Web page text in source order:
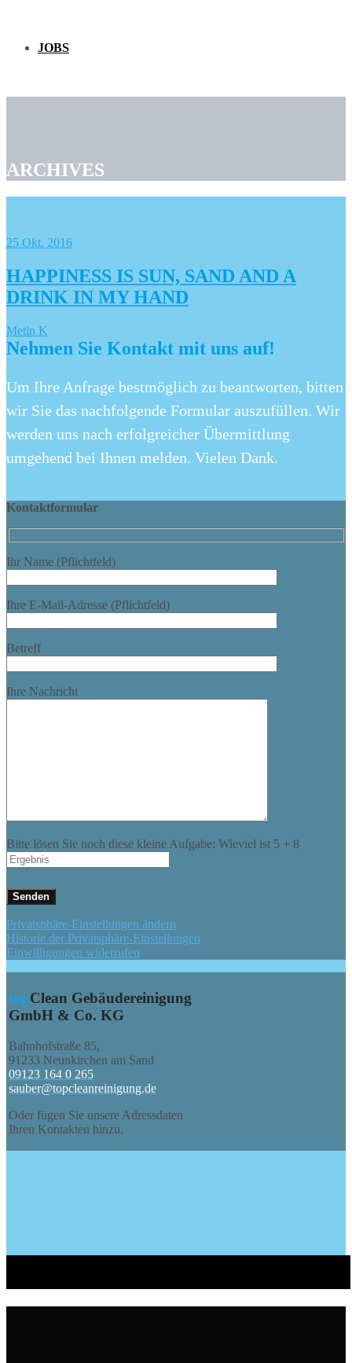
JOBS
ARCHIVES
25 Okt. 2016
HAPPINESS IS SUN, SAND AND A
DRINK IN MY HAND
Metin K
Nehmen Sie Kontakt mit uns auf!
Um Ihre Anfrage bestmöglich zu beantworten, bitten
wir Sie das nachfolgende Formular auszufüllen. Wir
werden uns nach erfolgreicher Übermittlung
umgehend bei Ihnen melden. Vielen Dank.
Kontaktformular
Ihr Name (Pflichtfeld)
Ihre E-Mail-Adresse (Pflichtfeld)
Betreff
Ihre Nachricht
Bitte lösen Sie noch diese kleine Aufgabe: Wieviel ist 5 + 8
Privatsphäre-Einstellungen ändern
Historie der Privatsphäre-Einstellungen
Einwilligungen widerrufen
topClean Gebäudereinigung
GmbH & Co. KG
Bahnhofstraße 85,
91233 Neunkirchen am Sand
09123 164 0 265
sauber@topcleanreinigung.de
Oder fügen Sie unsere Adressdaten
Ihren Kontakten hinzu.